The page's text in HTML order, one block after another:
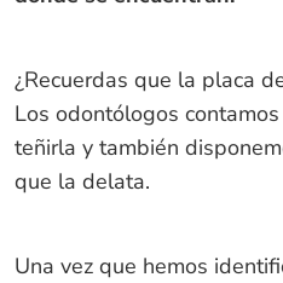
¿Recuerdas que la placa
Los odontólogos
teñirla y también
que la delata.
Una vez que hemos